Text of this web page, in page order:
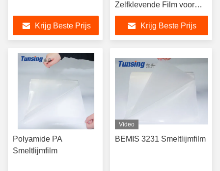
Krijg Beste Prijs
Zelfklevende Film voor
Textielstof/de Douane van
Lycra Spandex
Krijg Beste Prijs
Polyamide PA
Smeltlijmfilm
Video
BEMIS 3231 Smeltlijmfilm